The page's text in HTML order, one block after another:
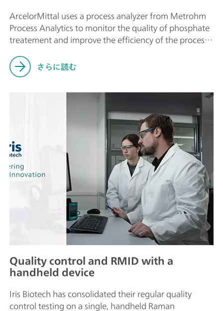
ArcelorMittal uses a process analyzer from Metrohm
Process Analytics to monitor the quality of phosphate
treatement and improve the efficiency of the process
さらに読む
Quality control and RMID with a
handheld device
Iris Biotech has consolidated their regular quality
control testing on a single, handheld Raman